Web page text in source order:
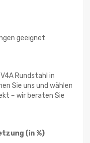
geeignet
Rundstahl in
Sie uns und wählen
– wir beraten Sie
(in %)